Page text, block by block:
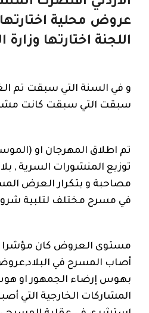
عروض محلية
اللجنة اختارتها وزارة
و في السنة التي سبقت تم
سبقت التي سبقت كانت
تم اطلاق المهرجان او
توزيع المنشورات السرية ,
مصاحبة و بتكرار العرض
في مسرح مختلف لتلبية شروط
مستوى العروض كان مؤشرا
أصاب المسرح في
بهوس إرضاء الجمهور او
المشاركات الخارجية التي